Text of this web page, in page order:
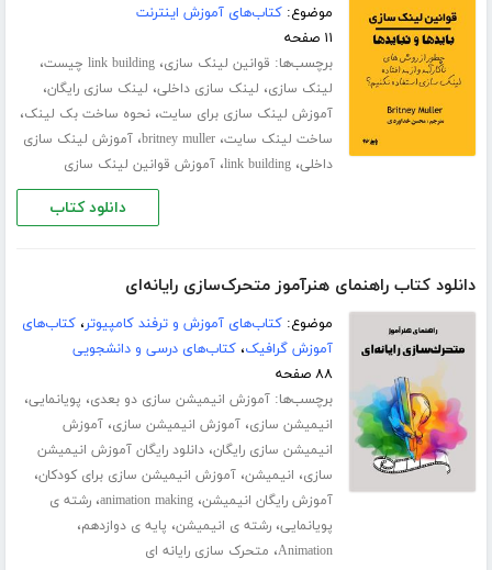
موضوع:کتاب‌های آموزش اینترنت
۱۱ صفحه
برچسب‌ها: قوانین لینک سازی،link building چیست ،
لینک سازی، لینک سازی داخلی، لینک سازی رایگان،
آموزش لینک سازی برای سایت،نحوه ساخت بک لینک،
ساخت لینک سایت،britney muller،آموزش لینک سازی
داخلی،link building،آموزش قوانین لینک سازی
دانلود کتاب
دانلود کتاب راهنمای هنرآموز متحرک‌سازی رایانه‌ای
موضوع:کتاب‌های آموزش و ترفند کامپیوتر،کتاب‌های
آموزش گرافیک،کتاب‌های درسی و دانشجویی
۸۸ صفحه
برچسب‌ها:آموزش انیمیشن سازی دو بعدی، پویانمایی،
انیمیشن سازی،آموزش انیمیشن سازی،آموزش
انیمیشن سازی رایگان،دانلود رایگان آموزش انیمیشن
سازی، انیمیشن،آموزش انیمیشن سازی برای کودکان،
آموزش رایگان انیمیشن،animation making،رشته ی
پویانمایی،رشته ی انیمیشن، پایه ی دوازدهم،
Animation، متحرک سازی رایانه ای